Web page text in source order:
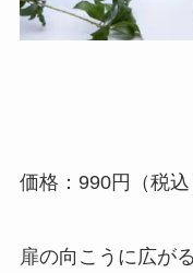
価格：990円（税込
扉の向こうに広が